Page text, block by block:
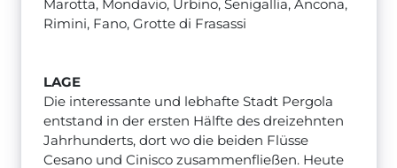
Marotta, Mondavio, Urbino, Senigallia, Ancona,
Rimini, Fano, Grotte di Frasassi
LAGE
Die interessante und lebhafte Stadt Pergola
entstand in der ersten Hälfte des dreizehnten
Jahrhunderts, dort wo die beiden Flüsse
Cesano und Cinisco zusammenfließen. Heute